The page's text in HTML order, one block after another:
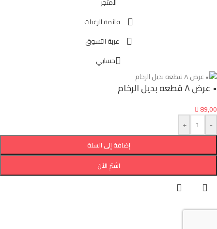
المتجر
قائمة الرغبات
عربة التسوق
حسابي
• عرض ٨ قطعه بديل الرخام
89,00
-
+
إضافة إلى السلة
اشترِ الآن